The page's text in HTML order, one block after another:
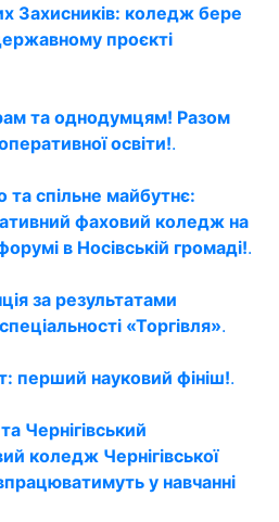
Захисників: коледж бере
проєкті
та однодумцям! Разом
освіти!.
та спільне майбутнє:
фаховий коледж на
в Носівській громаді!.
за результатами
«Торгівля».
перший науковий фініш!.
Чернігівський
коледж Чернігівської
у навчанні